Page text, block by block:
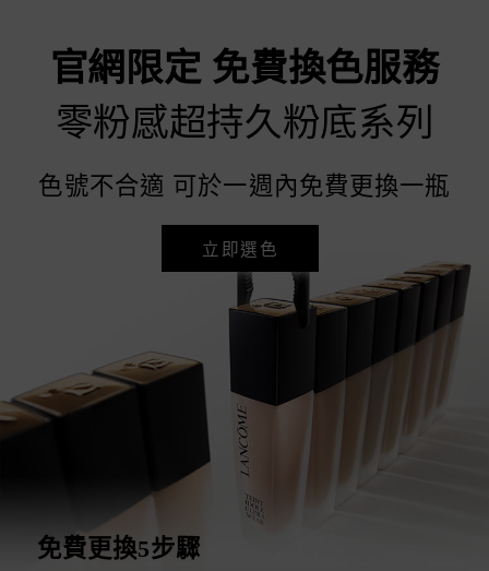
官網限定 免費換色服務
零粉感超持久粉底系列
色號不合適 可於一週內免費更換一瓶
立即選色
免費更換5步驟